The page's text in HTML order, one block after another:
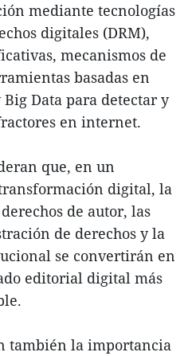
mediante tecnologías
digitales (DRM),
mecanismos de
basadas en
Data para detectar y
en internet.
que, en un
digital, la
de autor, las
de derechos y la
se convertirán en
editorial digital más
también la importancia